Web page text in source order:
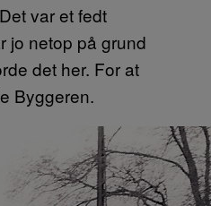
var et fedt
jo netop på grund
det her. For at
Byggeren.